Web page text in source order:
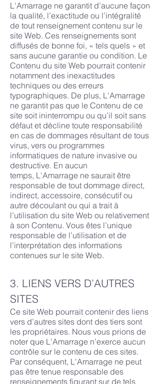
L'Amarrage ne garantit d’aucune façon
la qualité, l’exactitude ou l’intégralité
de tout renseignement contenu sur le
site Web. Ces renseignements sont
diffusés de bonne foi, « tels quels » et
sans aucune garantie ou condition. Le
Contenu du site Web pourrait contenir
notamment des inexactitudes
techniques ou des erreurs
typographiques. De plus, L'Amarrage
ne garantit pas que le Contenu de ce
site soit ininterrompu ou qu’il soit sans
défaut et décline toute responsabilité
en cas de dommages résultant de tous
virus, vers ou programmes
informatiques de nature invasive ou
destructive. En aucun
temps, L'Amarrage ne saurait être
responsable de tout dommage direct,
indirect, accessoire, consécutif ou
autre découlant ou qui a trait à
l’utilisation du site Web ou relativement
à son Contenu. Vous êtes l’unique
responsable de l’utilisation et de
l’interprétation des informations
contenues sur le site Web.
3. LIENS VERS D’AUTRES
SITES
Ce site Web pourrait contenir des liens
vers d’autres sites dont des tiers sont
les propriétaires. Nous vous prions de
noter que L'Amarrage n’exerce aucun
contrôle sur le contenu de ces sites.
Par conséquent, L'Amarrage ne peut
pas être tenue responsable des
renseignements figurant sur de tels